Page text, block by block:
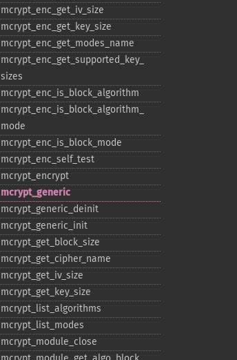
mcrypt_​enc_​get_​iv_​size
mcrypt_​enc_​get_​key_​size
mcrypt_​enc_​get_​modes_​name
mcrypt_​enc_​get_​supported_​key_​
sizes
mcrypt_​enc_​is_​block_​algorithm
mcrypt_​enc_​is_​block_​algorithm_​
mode
mcrypt_​enc_​is_​block_​mode
mcrypt_​enc_​self_​test
mcrypt_​encrypt
mcrypt_​generic
mcrypt_​generic_​deinit
mcrypt_​generic_​init
mcrypt_​get_​block_​size
mcrypt_​get_​cipher_​name
mcrypt_​get_​iv_​size
mcrypt_​get_​key_​size
mcrypt_​list_​algorithms
mcrypt_​list_​modes
mcrypt_​module_​close